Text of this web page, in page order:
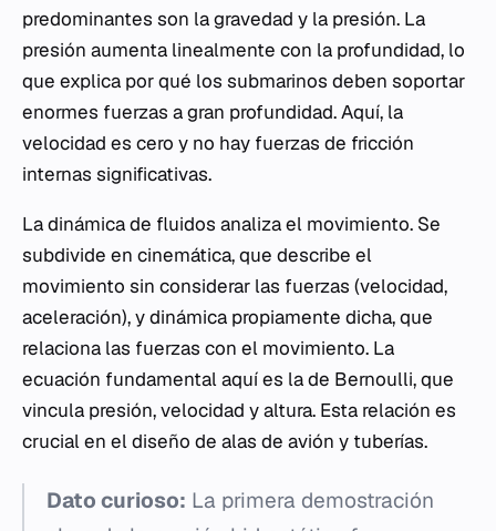
predominantes son la gravedad y la presión. La
presión aumenta linealmente con la profundidad, lo
que explica por qué los submarinos deben soportar
enormes fuerzas a gran profundidad. Aquí, la
velocidad es cero y no hay fuerzas de fricción
internas significativas.
La dinámica de fluidos analiza el movimiento. Se
subdivide en cinemática, que describe el
movimiento sin considerar las fuerzas (velocidad,
aceleración), y dinámica propiamente dicha, que
relaciona las fuerzas con el movimiento. La
ecuación fundamental aquí es la de Bernoulli, que
vincula presión, velocidad y altura. Esta relación es
crucial en el diseño de alas de avión y tuberías.
Dato curioso: La primera demostración